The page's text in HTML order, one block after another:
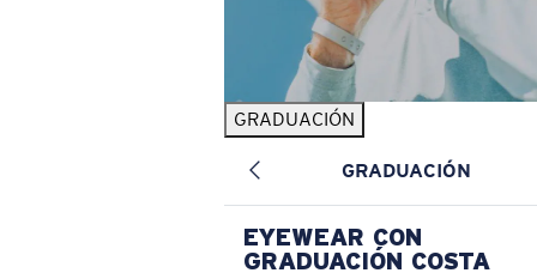
GRADUACIÓN
GRADUACIÓN
EYEWEAR CON
GRADUACIÓN COSTA